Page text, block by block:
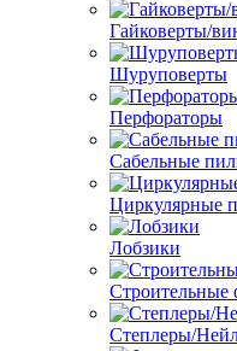
Гайковерты/
Шуруповерты
Перфораторы
Сабельные
Циркулярные
Лобзики
Строительные
Степлеры/